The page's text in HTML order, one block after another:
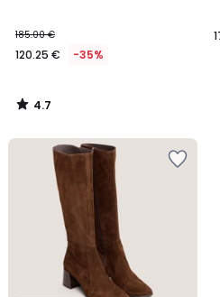
185.00 €
120.25 € -35%
4.7
/